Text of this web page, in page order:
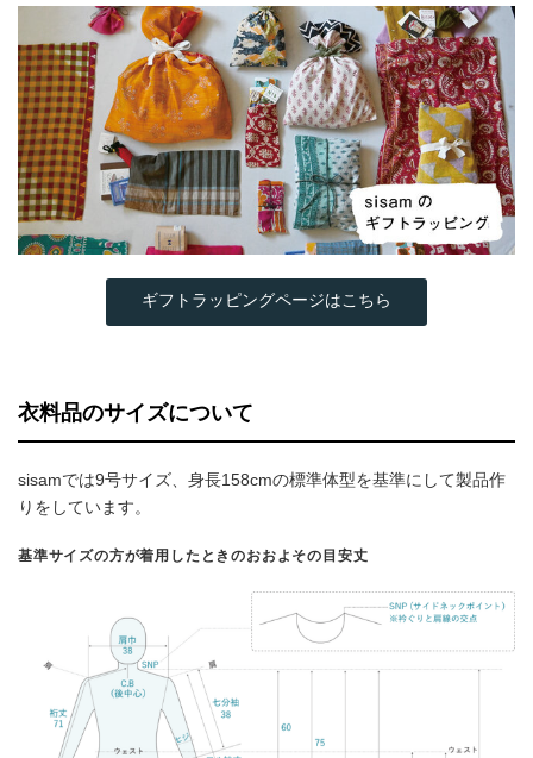
ギフトラッピングページはこちら
衣料品のサイズについて
sisamでは9号サイズ、身長158cmの標準体型を基準にして製品作
りをしています。
基準サイズの方が着用したときのおおよその目安丈